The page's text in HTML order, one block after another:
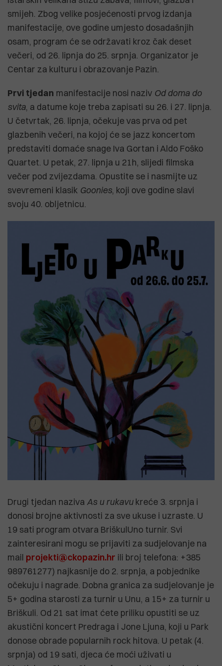
smijeh. Zbog velike posjećenosti prvog izdanja
manifestacije, ove godine umjesto dosadašnjih
osam, program će se održavati kroz čak deset
večeri, od 26. lipnja do 25. srpnja. Organizator je
Centar za kulturu i obrazovanje Pazin.
Prvi tjedan manifestacije nosi naziv Od doma do
svita, a datume koje treba zapisati su 26. i 27. lipnja.
U četvrtak, 26. lipnja, očekuje vas prva od pet
glazbenih večeri, na kojoj će se jazz koncertom
predstaviti domaće snage Iva Gortan i Aldo Foško
Quartet. U petak, 27. lipnja u 21h, slijedi filmska
večer pod zvijezdama. Opustite se i nasmijte uz
svevremeni klasik Goonies, koji ove godine slavi
svoju 40. obljetnicu.
Drugi tjedan naziva As u rukavukreće 3. srpnja i
donosi brojne aktivnosti za sve ukuse i uzraste. U
19 sati program otvara BriškulUno turnir. Svi
zainteresirani mogu se prijaviti za sudjelovanje na
mail projekti@ckopazin.hr ili broj telefona: +385
989761277) najkasnije do 2. srpnja, a pobjednike
očekuju i nagrade. Dobna granica za sudjelovanje je
5+ godina starosti za turnir u Unu, a 15+ za turnir u
Briškuli. Od 21 sat imat ćete priliku opustiti se uz
akustični koncert Predraga i Jone Ljuna, koji u Park
donose obrade popularnih rock hitova. U petak (4.
srpnja) od 19 sati, djeca će moći uživati u